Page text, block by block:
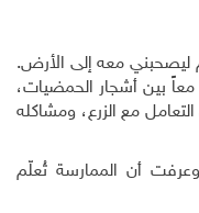
ليصحبني معه إلى الأرض.
بين أشجار الحمضيات،
مع الزرع، ومشاكله
أن الممارسة تُعلّم